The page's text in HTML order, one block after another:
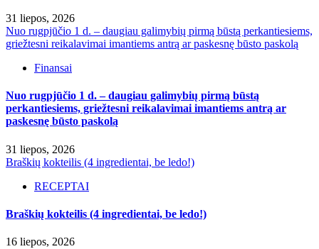
31 liepos, 2026
Nuo rugpjūčio 1 d. – daugiau galimybių pirmą būstą perkantiesiems,
griežtesni reikalavimai imantiems antrą ar paskesnę būsto paskolą
Finansai
Nuo rugpjūčio 1 d. – daugiau galimybių pirmą būstą
perkantiesiems, griežtesni reikalavimai imantiems antrą ar
paskesnę būsto paskolą
31 liepos, 2026
Braškių kokteilis (4 ingredientai, be ledo!)
RECEPTAI
Braškių kokteilis (4 ingredientai, be ledo!)
16 liepos, 2026